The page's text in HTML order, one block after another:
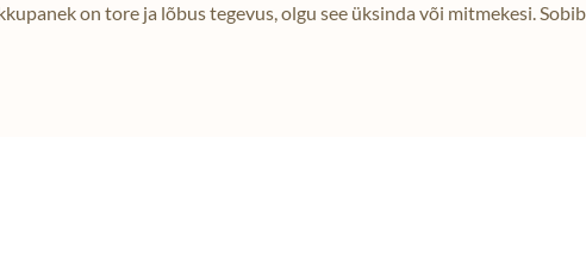
on tore ja lõbus tegevus, olgu see üksinda või mitmekesi.